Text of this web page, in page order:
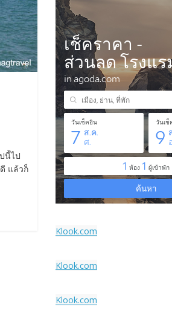
นี้ไป
แล้วก็
Klook.com
Klook.com
Klook.com